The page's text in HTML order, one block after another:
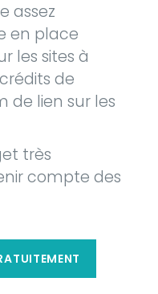
assez
en place
les sites à
de
de lien sur les
très
compte des